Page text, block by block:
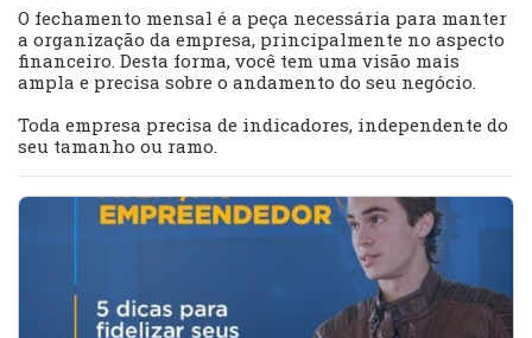
O fechamento mensal é a peça necessária para manter
a organização da empresa, principalmente no aspecto
financeiro. Desta forma, você tem uma visão mais
ampla e precisa sobre o andamento do seu negócio.
Toda empresa precisa de indicadores, independente do
seu tamanho ou ramo.